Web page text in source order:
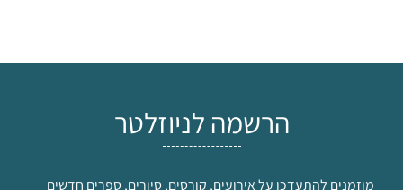
הרשמה לניוזלטר
מוזמנים להתעדכן על אירועים, קורסים, סיורים, ספרים חדשים